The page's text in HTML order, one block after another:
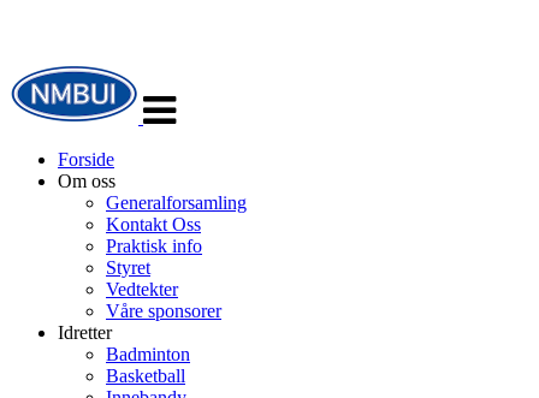
navigasjon
Forside
Om oss
Generalforsamling
Kontakt Oss
Praktisk info
Styret
Vedtekter
Våre sponsorer
Idretter
Badminton
Basketball